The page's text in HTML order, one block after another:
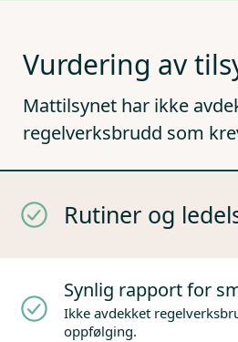
Vurdering av
Mattilsynet har ikke
regelverksbrudd som
Rutiner og
Synlig rapport for
Ikke avdekket
oppfølging.